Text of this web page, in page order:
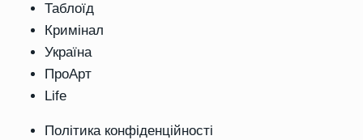
Таблоїд
Кримінал
Україна
ПроАрт
Life
Політика конфіденційності